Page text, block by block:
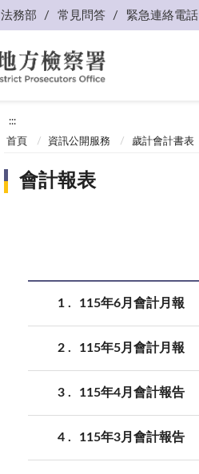
法務部 常見問答 緊急連絡電話
:::
首頁 資訊公開服務 歲計會計書表
會計報表
1 115年6月會計月報
2 115年5月會計月報
3 115年4月會計報告
4 115年3月會計報告